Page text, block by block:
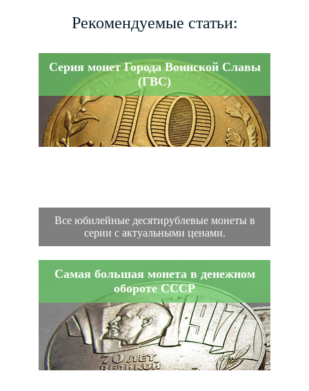
Рекомендуемые статьи:
Серия монет Города Воинской Славы
(ГВС)
Все юбилейные десятирублевые монеты в
серии с актуальными ценами.
Самая большая монета в денежном
обороте СССР